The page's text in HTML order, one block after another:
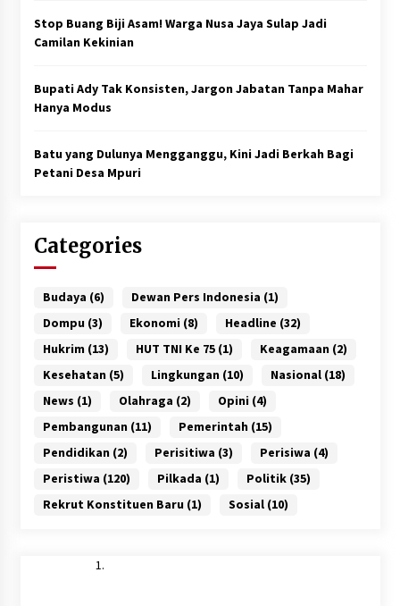
Stop Buang Biji Asam! Warga Nusa Jaya Sulap Jadi
Camilan Kekinian
Bupati Ady Tak Konsisten, Jargon Jabatan Tanpa Mahar
Hanya Modus
Batu yang Dulunya Mengganggu, Kini Jadi Berkah Bagi
Petani Desa Mpuri
Categories
Budaya (6) Dewan Pers Indonesia (1)
Dompu (3) Ekonomi (8) Headline (32)
Hukrim (13) HUT TNI Ke 75(1) Keagamaan (2)
Kesehatan (5) Lingkungan (10) Nasional(18)
News (1) Olahraga (2) Opini (4)
Pembangunan (11) Pemerintah (15)
Pendidikan (2) Perisitiwa (3) Perisiwa (4)
Peristiwa (120) Pilkada (1) Politik(35)
Rekrut Konstituen Baru (1) Sosial(10)